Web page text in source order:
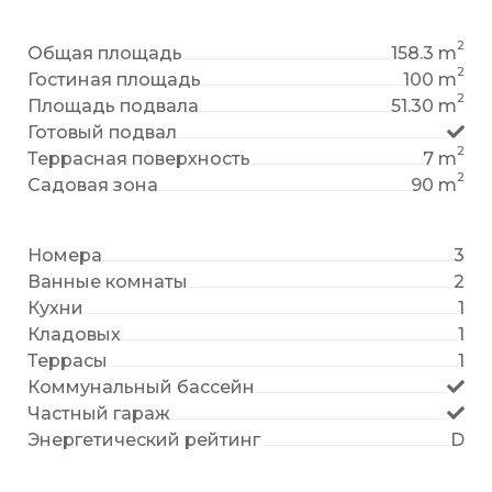
Общая площадь 158.3 m2
Гостиная площадь 100 m2
Площадь подвала 51.30 m2
Готовый подвал
Террасная поверхность
7 m2
Садовая зона 90 m2
Номера
3
Ванные комнаты
2
Кухни
1
Кладовых
1
Террасы
1
Коммунальный бассейн
Частный гараж
Энергетический рейтинг
D